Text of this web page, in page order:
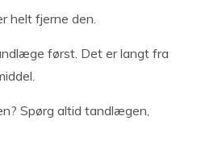
helt fjerne den.
først. Det er langt fra
Spørg altid tandlægen,